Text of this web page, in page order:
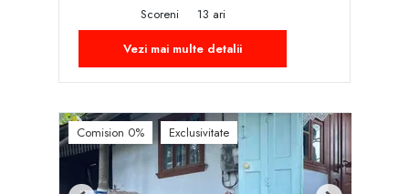
Scoreni
13 ari
Vezi mai multe detalii
Comision 0% Exclusivitate